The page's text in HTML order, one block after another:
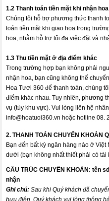
1.2 Thanh toán tiền mặt khi nhận hoa
Chúng tôi hỗ trợ phương thức thanh
toán tiền mặt khi giao hoa trong
hoa, nhằm hỗ trợ tối đa việc đặt và
1.3 Thu tiền mặt ở địa điểm khác
Trong trường hợp bạn không phải
nhận hoa, bạn cũng không thể
Hoa Tươi 360 để thanh toán, chúng
điểm khác nhau. Tuy nhiên, phương
vụ (tùy khu vực). Vui lòng liên hệ
info@hoatuoi360.vn hoặc hotline 08.
2. THANH TOÁN CHUYỂN KHOẢN
Bạn đến bất kỳ ngân hàng nào ở
dưới (bạn không nhất thiết phải có tài
CẤU TRÚC CHUYỂN KHOẢN:tên
nhận
Ghi chú:Sau khi Quý khách đã
bưu điện, Quý khách vui lòng thông